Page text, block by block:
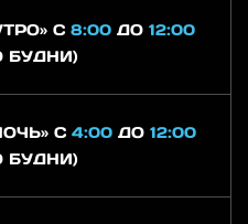
С 8:00ДО 12:00
БУДНИ)
С 4:00 ДО 12:00
БУДНИ)